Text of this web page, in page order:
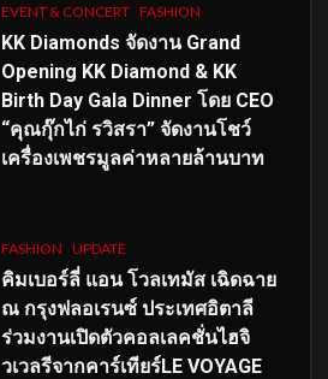
EVENT & CONCERT FASHION
KK Diamonds จัดงาน Grand
Opening KK Diamond & KK
Birth Day Gala Dinner โดย CEO
“คุณกุ๊กไก่ รวิสรา” จัดงานโชว์
เครื่องเพชรมูลค่าหลายล้านบาท
FASHION UPDATE
คิมเบอร์ลี่ แอน โวลเทมัส เฉิดฉาย
ณ กรุงฟลอเรนซ์ ประเทศอิตาลี
ร่วมงานเปิดตัวคอลเลคชั่นไฮจิ
วเวลรีจากคาร์เทียร์LE VOYAGE